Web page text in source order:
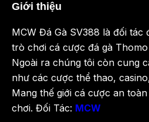
Giới thiệu
MCW Đá Gà SV388 là đối tác
trò chơi cá cược đá gà
Ngoài ra chúng tôi còn cung
như các cược thể thao,
Mang thế giới cá cược an
chơi. Đối Tác: MCW